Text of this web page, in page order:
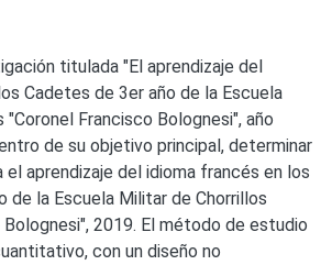
titulada "El aprendizaje del
Cadetes de 3er año de la Escuela
Francisco Bolognesi", año
de su objetivo principal, determinar
aprendizaje del idioma francés en los
de la Escuela Militar de Chorrillos
2019. El método de estudio
con un diseño no